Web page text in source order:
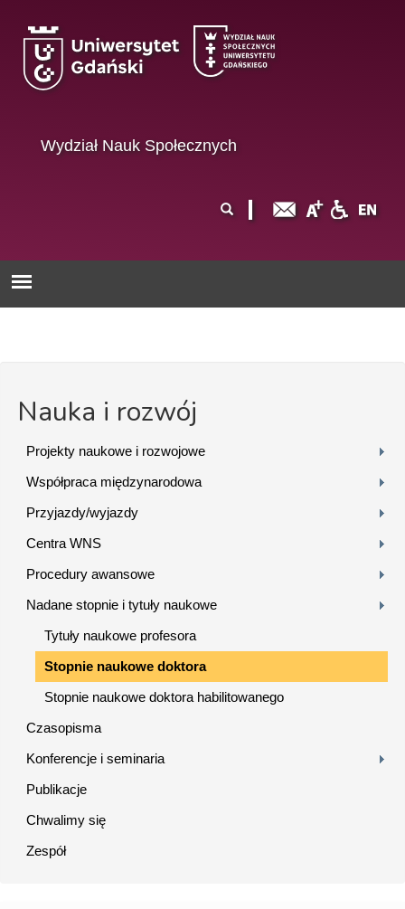
Wydział Nauk Społecznych
wyszukiwania
Nauka i rozwój
Projekty naukowe i rozwojowe
Współpraca międzynarodowa
Przyjazdy/wyjazdy
Centra WNS
Procedury awansowe
Nadane stopnie i tytuły naukowe
Tytuły naukowe profesora
Stopnie naukowe doktora
Stopnie naukowe doktora habilitowanego
Czasopisma
Konferencje i seminaria
Publikacje
Chwalimy się
Zespół